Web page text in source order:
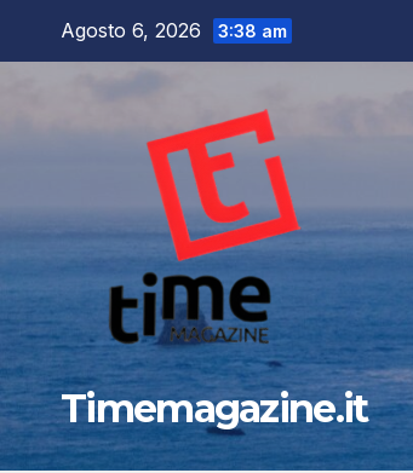
Agosto 6, 2026 3:38 am
Timemagazine.it